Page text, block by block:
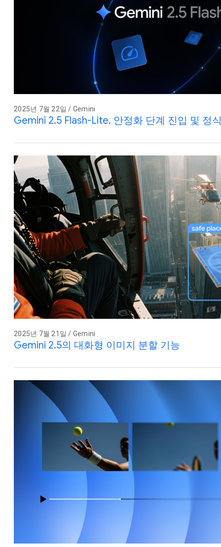
2025년 7월 22일 / Gemini
Gemini 2.5 Flash-Lite, 안정화 단계 진입 및 정
2025년 7월 21일 / Gemini
Gemini 2.5의 대화형 이미지 분할 기능